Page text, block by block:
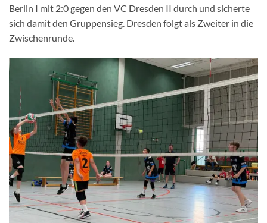
Berlin I mit 2:0 gegen den VC Dresden II durch und sicherte
sich damit den Gruppensieg. Dresden folgt als Zweiter in die
Zwischenrunde.